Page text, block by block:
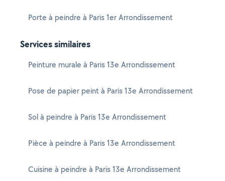
Porte à peindre à Paris 1er Arrondissement
Services similaires
Peinture murale à Paris 13e Arrondissement
Pose de papier peint à Paris 13e Arrondissement
Sol à peindre à Paris 13e Arrondissement
Pièce à peindre à Paris 13e Arrondissement
Cuisine à peindre à Paris 13e Arrondissement